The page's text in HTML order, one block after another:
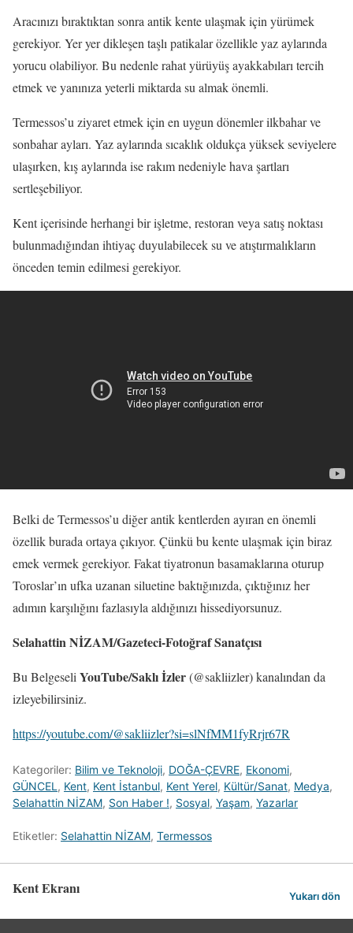
Aracınızı bıraktıktan sonra antik kente ulaşmak için yürümek
gerekiyor. Yer yer dikleşen taşlı patikalar özellikle yaz aylarında
yorucu olabiliyor. Bu nedenle rahat yürüyüş ayakkabıları tercih
etmek ve yanınıza yeterli miktarda su almak önemli.
Termessos’u ziyaret etmek için en uygun dönemler ilkbahar ve
sonbahar ayları. Yaz aylarında sıcaklık oldukça yüksek seviyelere
ulaşırken, kış aylarında ise rakım nedeniyle hava şartları
sertleşebiliyor.
Kent içerisinde herhangi bir işletme, restoran veya satış noktası
bulunmadığından ihtiyaç duyulabilecek su ve atıştırmalıkların
önceden temin edilmesi gerekiyor.
Belki de Termessos’u diğer antik kentlerden ayıran en önemli
özellik burada ortaya çıkıyor. Çünkü bu kente ulaşmak için biraz
emek vermek gerekiyor. Fakat tiyatronun basamaklarına oturup
Toroslar’ın ufka uzanan siluetine baktığınızda, çıktığınız her
adımın karşılığını fazlasıyla aldığınızı hissediyorsunuz.
Selahattin NİZAM/Gazeteci-Fotoğraf Sanatçısı
Bu Belgeseli YouTube/Saklı İzler(@sakliizler) kanalından da
izleyebilirsiniz.
https://youtube.com/@sakliizler?si=slNfMM1fyRrjr67R
Kategoriler: Bilim ve Teknoloji, DOĞA-ÇEVRE, Ekonomi,
GÜNCEL , Kent, Kent İstanbul, Kent Yerel, Kültür/Sanat, Medya,
Selahattin NİZAM, Son Haber !, Sosyal, Yaşam, Yazarlar
Etiketler: Selahattin NİZAM, Termessos
Kent Ekranı Yukarı dön